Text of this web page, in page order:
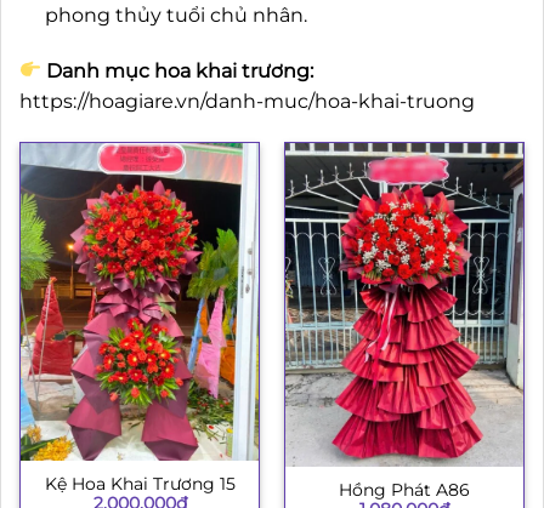
phong thủy tuổi chủ nhân.
Danh mục hoa khai trương:
https://hoagiare.vn/danh-muc/hoa-khai-truong
Kệ Hoa Khai Trương 15
2.000.000₫
Hồng Phát A86